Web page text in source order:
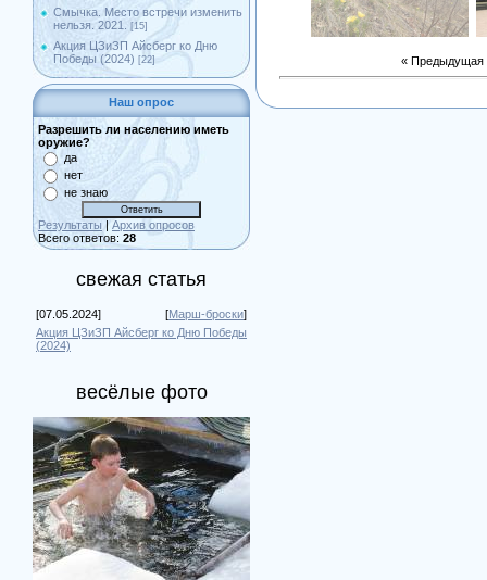
Смычка. Место встречи изменить
нельзя. 2021.
[15]
Акция ЦЗиЗП Айсберг ко Дню
Победы (2024) [22]
Наш опрос
Разрешить ли населению иметь
оружие?
да
нет
не знаю
Результаты | Архив опросов
Всего ответов: 28
свежая статья
[07.05.2024] [Марш-броски]
Акция ЦЗиЗП Айсберг ко Дню Победы
(2024)
весёлые фото
« Предыдущая